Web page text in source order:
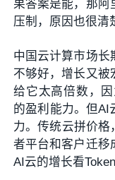
果答案是能，那阿
压制，原因也很清
中国云计算市场长
不够好，增长又被
给它太高倍数，
的盈利能力。但AI
力。传统云拼价格
者平台和客户迁移
AI云的增长看